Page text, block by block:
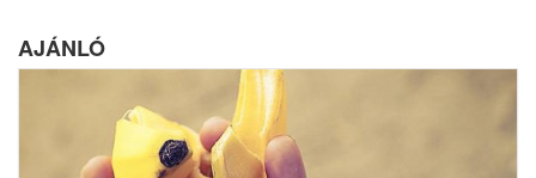
AJÁNLÓ